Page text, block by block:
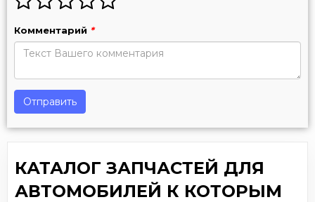
Комментарий *
Отправить
КАТАЛОГ ЗАПЧАСТЕЙ ДЛЯ
АВТОМОБИЛЕЙ К КОТОРЫМ